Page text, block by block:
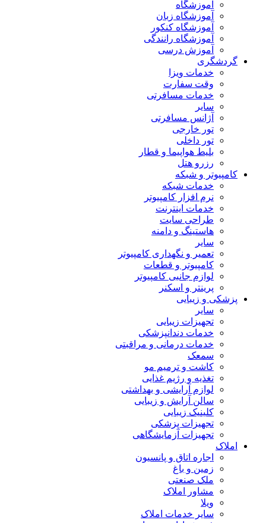
آموزشگاه
آموزشگاه زبان
آموزشگاه کنکور
آموزشگاه رانندگی
آموزش درسی
گردشگری
خدمات ویزا
وقت سفارت
خدمات مسافرتی
سایر
آژانس مسافرتی
تور خارجی
تور داخلی
بلیط هواپیما و قطار
رزرو هتل
کامپیوتر و شبکه
خدمات شبکه
نرم افزار کامپیوتر
خدمات اینترنت
طراحی سایت
هاستینگ و دامنه
سایر
تعمیر و نگهداری کامپیوتر
کامپیوتر و قطعات
لوازم جانبی کامپیوتر
پرینتر و اسکنر
پزشکی و زیبایی
سایر
تجهیزات زیبایی
خدمات دندانپزشکی
خدمات درمانی و مراقبتی
سمعک
کاشت و ترمیم مو
تغذیه و رژیم غذایی
لوازم آرایشی و بهداشتی
سالن آرایش و زیبایی
کلینیک زیبایی
تجهیزات پزشکی
تجهیزات آزمایشگاهی
املاک
اجاره اتاق و پانسیون
زمین و باغ
ملک صنعتی
مشاور املاک
ویلا
سایر خدمات املاک